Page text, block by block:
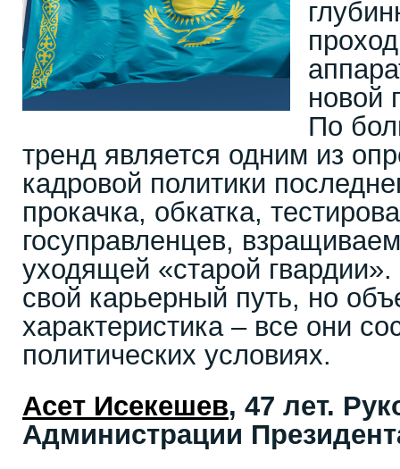
новой
По
тренд является одним из
кадровой политики
прокачка, обкатка,
госуправленцев,
уходящей «старой
свой карьерный путь, но
характеристика – все они
политических условиях.
Асет Исекешев, 47 лет.
Администрации